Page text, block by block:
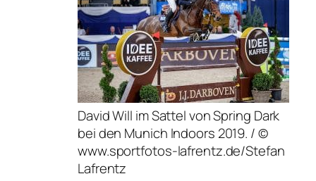
David Will im Sattel von Spring Dark
bei den Munich Indoors 2019. / ©
www.sportfotos-lafrentz.de/Stefan
Lafrentz